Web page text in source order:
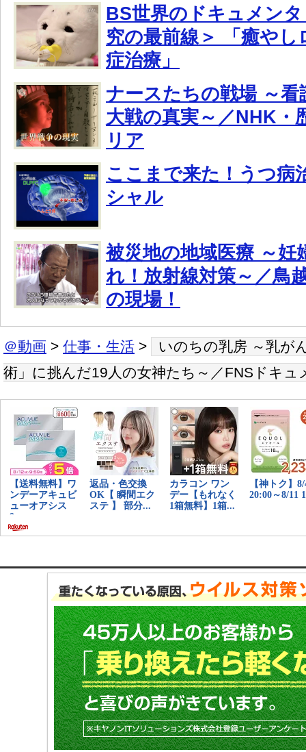
BS世界のドキュメン
究の最前線＞ 「癒やし
症治療」
ナースたちの戦場 ～看
大戦の真実～／NHK・
リア
ここまで来た！うつ病
シャル
被災地の地域医療 ～妊
れ！放射線対策～／鳥
の現場！
＠動画 > 仕事・生活 >
いのちの乳房 ～乳が
術」に挑んだ19人の女神たち～／FNSドキュ